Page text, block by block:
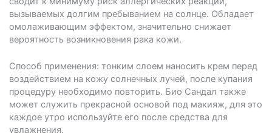
вызываемых долгим пребыванием на солнце. Обладает
омолаживающим эффектом, значительно снижает
вероятность возникновения рака кожи.
Способ применения: тонким слоем наносить крем перед
воздействием на кожу солнечных лучей, после купания
процедуру необходимо повторить. Био Сандал также
может служить прекрасной основой под макияж, для это
каждое утро используйте его после средства для
увлажнения.